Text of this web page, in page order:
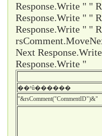
Response.Write " "
Response.Write " "
Response.Write " "
Next
Response.Write "
��ʱû������
"&rsComment("CommentID")&"